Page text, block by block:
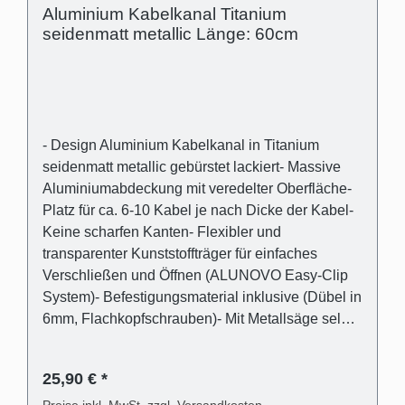
Aluminium Kabelkanal Titanium
seidenmatt metallic Länge: 60cm
- Design Aluminium Kabelkanal in Titanium
seidenmatt metallic gebürstet lackiert- Massive
Aluminiumabdeckung mit veredelter Oberfläche-
Platz für ca. 6-10 Kabel je nach Dicke der Kabel-
Keine scharfen Kanten- Flexibler und
transparenter Kunststoffträger für einfaches
Verschließen und Öffnen (ALUNOVO Easy-Clip
System)- Befestigungsmaterial inklusive (Dübel in
6mm, Flachkopfschrauben)- Mit Metallsäge selbst
Titanium seidenmatt metallic gebürstet lackiert
25,90 € *